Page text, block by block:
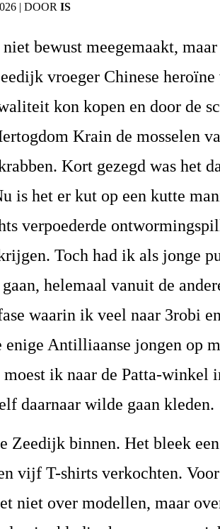
|DOOR IS
bewust meegemaakt,
vroeger Chinese heroïne
kon kopen en door de
Krain de mosselen
Kort gezegd was het
is het er kut op een kutte
verpoederde
Toch had ik als jonge
helemaal vanuit de
waarin ik veel naar 3robi
enige Antilliaanse jongen op
ik naar de Patta-winkel
daarnaar wilde gaan kleden.
Zeedijk binnen. Het bleek
vijf T-shirts verkochten.
niet over modellen, maar